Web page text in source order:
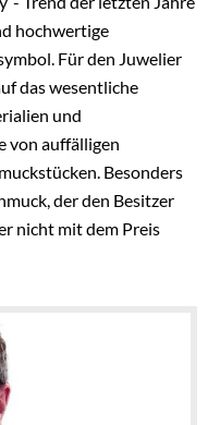
Kommentar abzugeben.
Verlobungsringe
muss darauf reagieren